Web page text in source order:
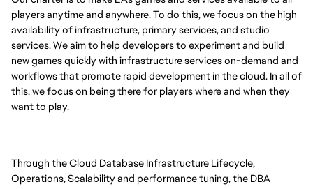
players anytime and anywhere. To do this, we focus on the high
availability of infrastructure, primary services, and studio
services. We aim to help developers to experiment and build
new games quickly with infrastructure services on-demand and
workflows that promote rapid development in the cloud. In all of
this, we focus on being there for players where and when they
want to play.
Through the Cloud Database Infrastructure Lifecycle,
Operations, Scalability and performance tuning, the DBA